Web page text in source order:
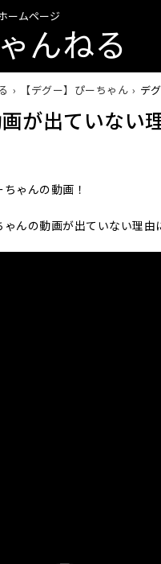
ームページ
んねる
【デグー】ぴーちゃん デ
が出ていない
ゃんの動画！
んの動画が出ていない理由